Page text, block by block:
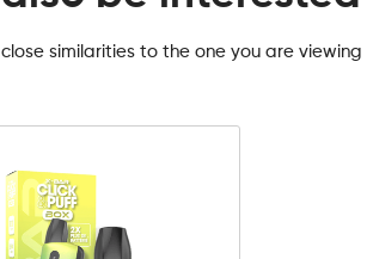
similarities to the one you are viewing